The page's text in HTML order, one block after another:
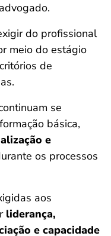
do profissional
meio do estágio
de
se
básica,
e
os processos
aos
liderança,
e capacidade